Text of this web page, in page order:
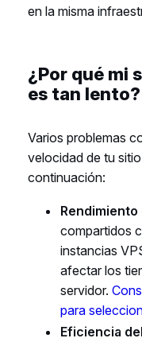
en la misma
¿Por qué mi
es tan lento?
Varios problemas
velocidad de tu
continuación:
compartidos
instancias
afectar los
servidor.
para
Eficiencia